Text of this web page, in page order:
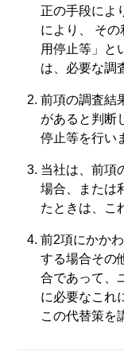
正の手段によ
により、 その
用停止等」と
は、必要な調
前項の調査結
があると判断
停止等を行い
当社は、前項
場合、または
たときは、こ
前2項にかか
する場合その
合であって、
に必要なこれ
この代替策を